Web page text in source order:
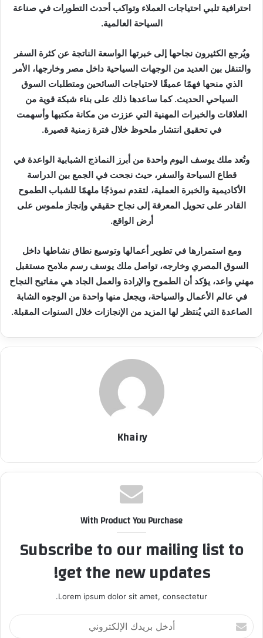
احترافية تلبي احتياجات العملاء وتواكب أحدث التطورات في صناعة
السياحة العالمية.
ويُرجع الكثيرون نجاحها إلى خبرتها الواسعة الناتجة عن كثرة السفر
والتنقل بين العديد من الوجهات السياحية داخل مصر وخارجها، الأمر
الذي منحها فهمًا عميقًا لاحتياجات السائحين ومتطلبات السوق
السياحي الحديث. كما ساعدها ذلك على بناء شبكة قوية من
العلاقات والخبرات المهنية التي عززت من مكانة مكتبها وأسهمت
في تحقيق انتشار ملحوظ خلال فترة زمنية قصيرة.
وتُعد ملك يوسف اليوم واحدة من أبرز النماذج الشبابية الواعدة في
قطاع السياحة والسفر، حيث نجحت في الجمع بين الدراسة
الأكاديمية والخبرة العملية، لتقدم نموذجًا ملهمًا للشباب الطموح
القادر على تحويل المعرفة إلى نجاح حقيقي وإنجاز ملموس على
أرض الواقع.
ومع استمرارها في تطوير أعمالها وتوسيع نطاق نشاطها داخل
السوق المصري وخارجه، تواصل ملك يوسف رسم ملامح مستقبل
مهني واعد، يؤكد أن الطموح والإرادة والعمل الجاد هي مفاتيح النجاح
في عالم الأعمال والسياحة، ويجعل منها واحدة من الوجوه الشابة
الصاعدة التي يُنتظر لها المزيد من الإنجازات خلال السنوات المقبلة.
Khairy
With Product You Purchase
Subscribe to our mailing list to
get the new updates!
Lorem ipsum dolor sit amet, consectetur.
أ
د